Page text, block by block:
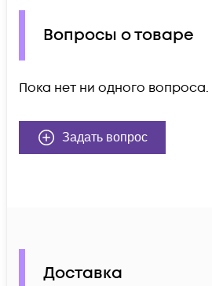
Вопросы о товаре
Пока нет ни одного вопроса.
Задать вопрос
Доставка